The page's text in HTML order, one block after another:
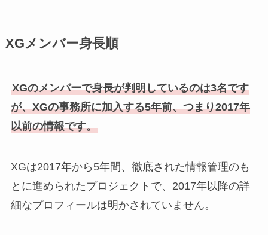
XGメンバー身長順
XGのメンバーで身長が判明しているのは3名です
が、XGの事務所に加入する5年前、つまり2017年
以前の情報です。
XGは2017年から5年間、徹底された情報管理のも
とに進められたプロジェクトで、2017年以降の詳
細なプロフィールは明かされていません。